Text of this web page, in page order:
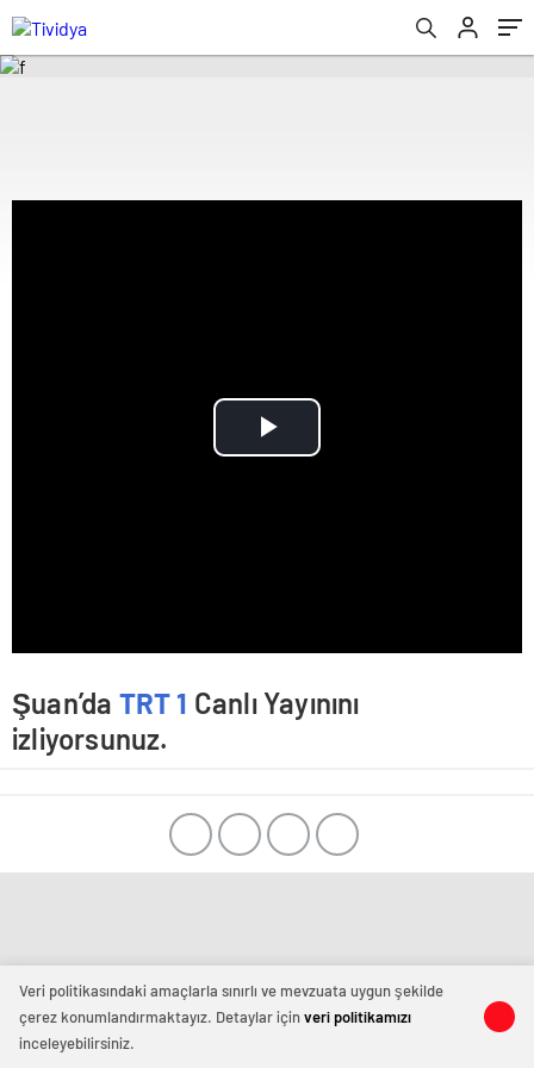
evden
eve
nakliyat
Play
Şuan’da TRT 1 Canlı Yayınını
izliyorsunuz.
Veri politikasındaki amaçlarla sınırlı ve mevzuata uygun şekilde
çerez konumlandırmaktayız. Detaylar içinveri politikamızı
inceleyebilirsiniz.